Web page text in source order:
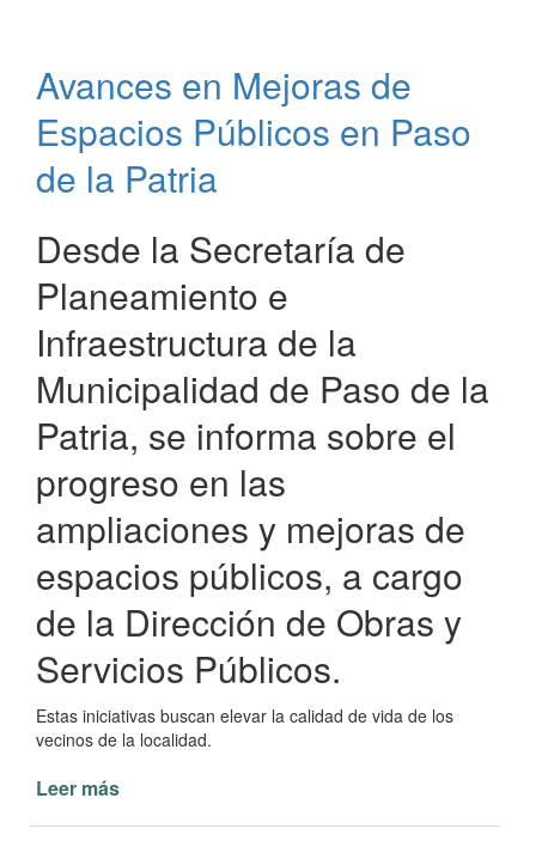
a
Paso
de
la
Patria
Pantallas
LED
y
Lector
de
Patentes
Avances en Mejoras de
Espacios Públicos en Paso
de la Patria
Desde la Secretaría de
Planeamiento e
Infraestructura de la
Municipalidad de Paso de la
Patria, se informa sobre el
progreso en las
ampliaciones y mejoras de
espacios públicos, a cargo
de la Dirección de Obras y
Servicios Públicos.
Estas iniciativas buscan elevar la calidad de vida de los
vecinos de la localidad.
Leer más